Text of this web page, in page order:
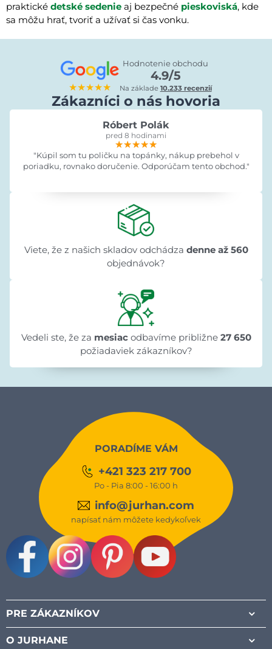
praktické detské sedenie aj bezpečné pieskoviská, kde
sa môžu hrať, tvoriť a užívať si čas vonku.
★★★★★
Hodnotenie obchodu
4.9/5
Na základe 10.233 recenzií
Zákazníci o nás hovoria
Róbert Polák
pred 8 hodinami
★★★★★
★★★★★
★★★★★
"Kúpil som tu poličku na topánky, nákup prebehol v
poriadku, rovnako doručenie. Odporúčam tento obchod."
Viete, že z našich skladov odchádza denne až 560
objednávok?
Vedeli ste, že za mesiac odbavíme približne27 650
požiadaviek zákazníkov?
PORADÍME VÁM
+421 323 217 700
Po - Pia 8:00 - 16:00 h
info@jurhan.com
napísať nám môžete kedykoľvek
PRE ZÁKAZNÍKOV
O JURHANE